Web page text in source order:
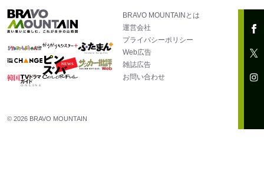
BRAVO MOUNTAINとは
運営会社
プライバシーポリシー
Web広告
雑誌広告
お問い合わせ
© 2026 BRAVO MOUNTAIN